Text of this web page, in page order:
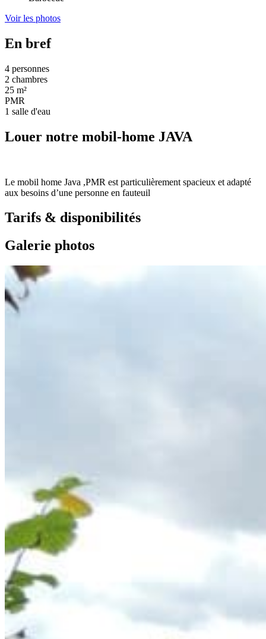
Voir les photos
En bref
4 personnes
2 chambres
25 m²
PMR
1 salle d'eau
Louer notre mobil-home JAVA
Le mobil home Java ,PMR est particulièrement spacieux et adapté
aux besoins d’une personne en fauteuil
Tarifs & disponibilités
Galerie photos